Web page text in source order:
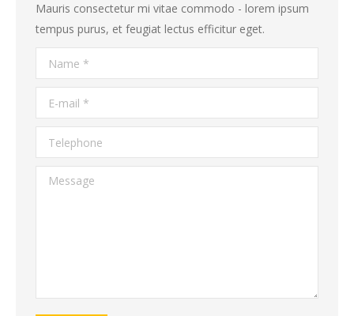
Mauris consectetur mi vitae commodo - lorem ipsum
tempus purus, et feugiat lectus efficitur eget.
Name *
E-mail *
Telephone
Message